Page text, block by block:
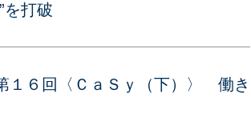
を打破
１６回〈ＣａＳｙ（下）〉 働き